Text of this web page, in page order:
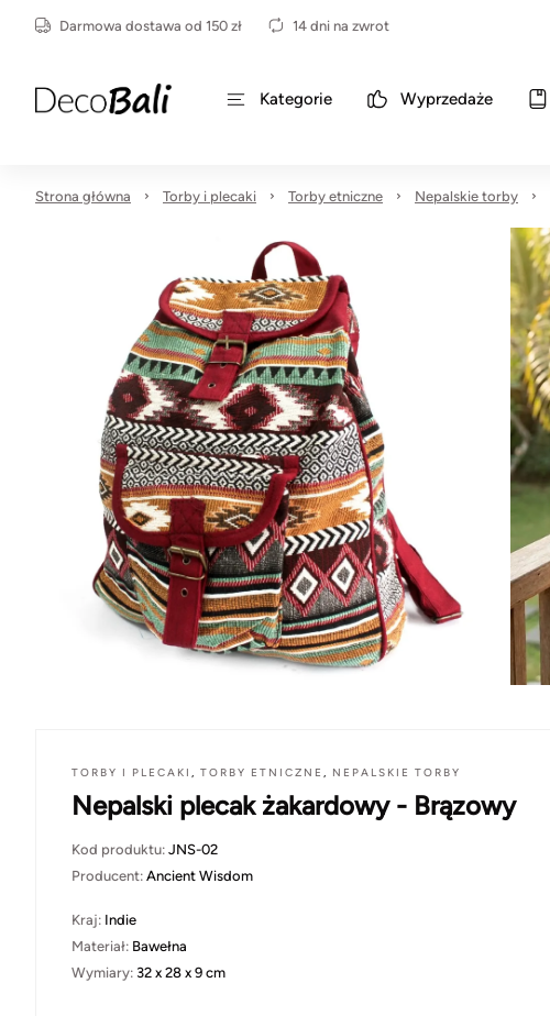
Darmowa dostawa od 150 zł 14 dni na zwrot
Kategorie Wyprzedaże
Strona główna Torby i plecaki Torby etniczne Nepalskie torby
TORBY I PLECAKI , TORBY ETNICZNE , NEPALSKIE TORBY
Nepalski plecak żakardowy - Brązowy
Kod produktu: JNS-02
Producent: Ancient Wisdom
Kraj: Indie
Materiał: Bawełna
Wymiary: 32 x 28 x 9 cm